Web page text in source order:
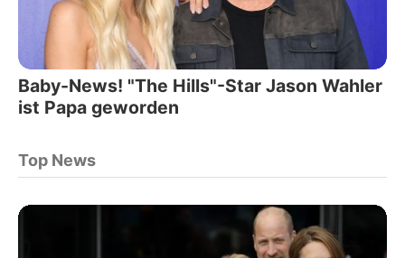
Baby-News! "The Hills"-Star Jason Wahler
ist Papa geworden
Top News